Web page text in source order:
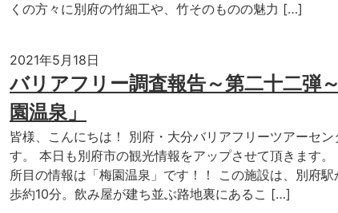
くの方々に別府の竹細工や、竹そのものの魅力 […]
2021年5月18日
バリアフリー調査報告～第二十二弾
園温泉」
皆様、こんにちは！ 別府・大分バリアフリーツアーセン
す。 本日も別府市の観光情報をアップさせて頂きます。
所目の情報は「梅園温泉」です！！ この施設は、別府駅
歩約10分。飲み屋が建ち並ぶ路地裏にあるこ […]